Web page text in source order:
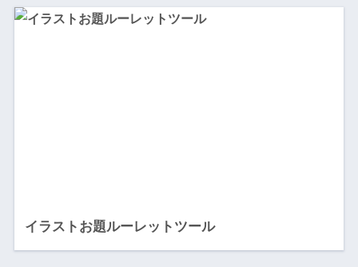
イラストお題ルーレットツール